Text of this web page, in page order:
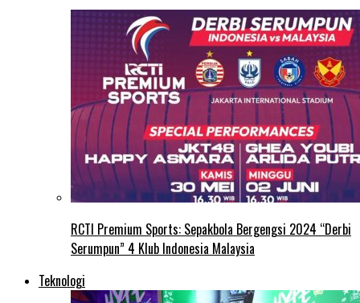
RCTI Premium Sports: Sepakbola Bergengsi 2024 “Derbi
Serumpun” 4 Klub Indonesia Malaysia
Teknologi